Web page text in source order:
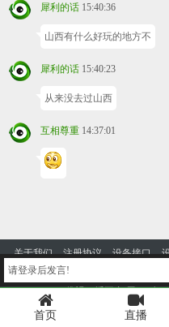
犀利的话 15:40:36
山西有什么好玩的地方不
犀利的话 15:40:23
从来没去过山西
互相尊重 14:37:01
请登录后发言!
关于我们 注册协议 设备接口
2014-2023 优视云播平台蜀ICP备
首页 直播